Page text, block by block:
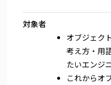
対象者
オブジェク
考え方・用
たいエンジ
これからオ